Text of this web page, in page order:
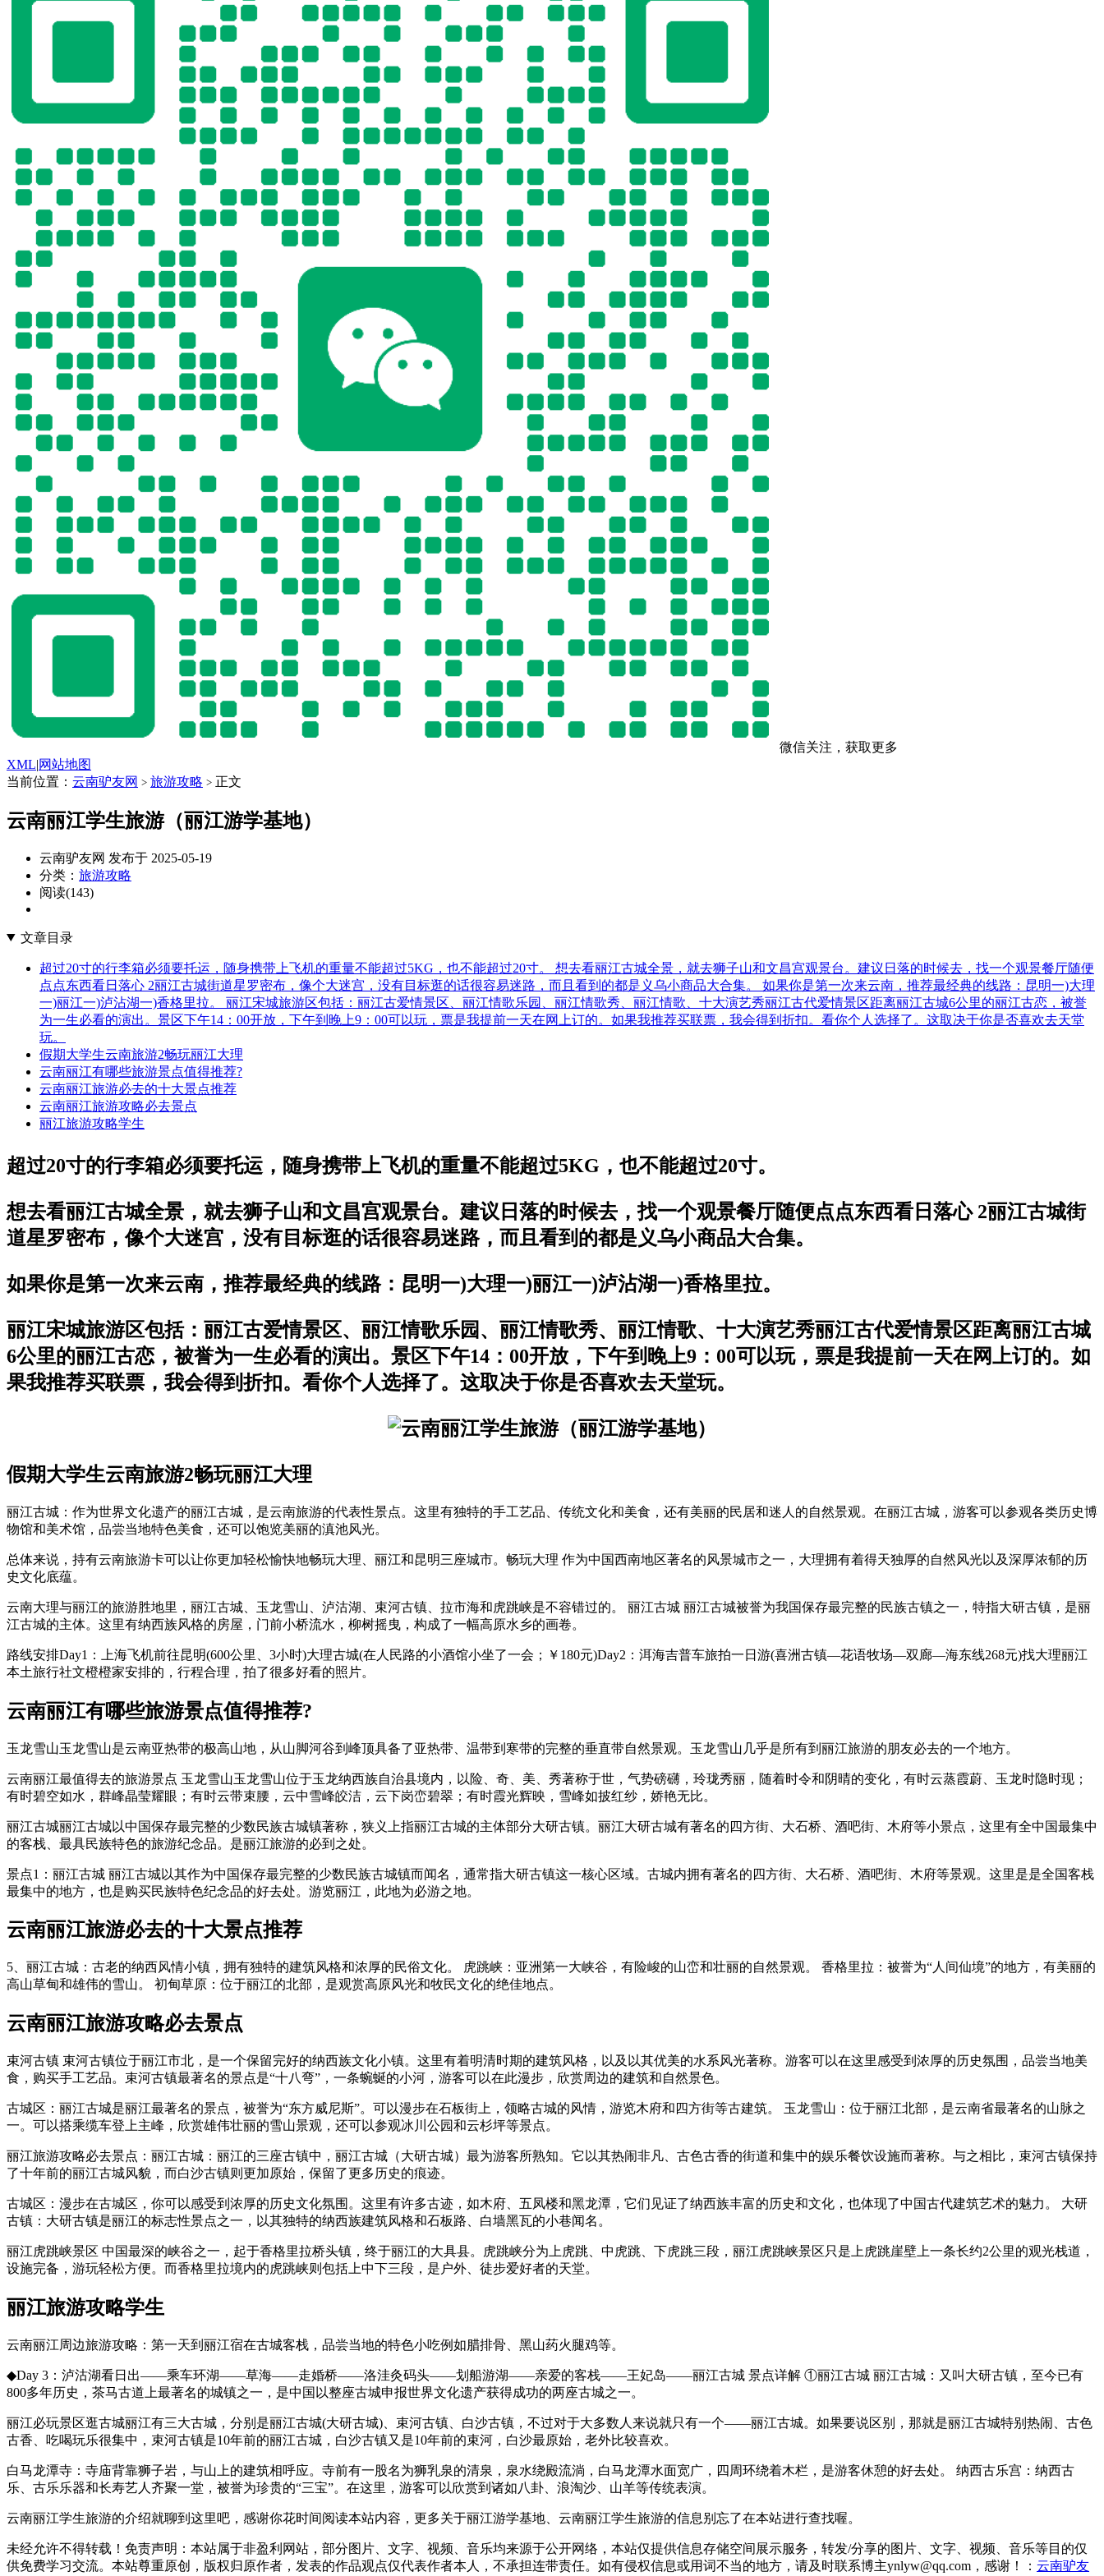
微信关注，获取更多
XML|网站地图
当前位置： 云南驴友网 > 旅游攻略 > 正文
云南丽江学生旅游（丽江游学基地）
云南驴友网 发布于 2025-05-19
分类： 旅游攻略
阅读(143)
文章目录
超过20寸的行李箱必须要托运，随身携带上飞机的重量不能超过5KG，也不能超过20寸。 想去看丽江古城全景，就去狮子山和文昌宫观景台。建议日落的时候去，找一个观景餐厅随便
点点东西看日落心 2丽江古城街道星罗密布，像个大迷宫，没有目标逛的话很容易迷路，而且看到的都是义乌小商品大合集。 如果你是第一次来云南，推荐最经典的线路：昆明一)大理
一)丽江一)泸沾湖一)香格里拉。 丽江宋城旅游区包括：丽江古爱情景区、丽江情歌乐园、丽江情歌秀、丽江情歌、十大演艺秀丽江古代爱情景区距离丽江古城6公里的丽江古恋，被誉
为一生必看的演出。景区下午14：00开放，下午到晚上9：00可以玩，票是我提前一天在网上订的。如果我推荐买联票，我会得到折扣。看你个人选择了。这取决于你是否喜欢去天堂
玩。
假期大学生云南旅游2畅玩丽江大理
云南丽江有哪些旅游景点值得推荐?
云南丽江旅游必去的十大景点推荐
云南丽江旅游攻略必去景点
丽江旅游攻略学生
超过20寸的行李箱必须要托运，随身携带上飞机的重量不能超过5KG，也不能超过20寸。
想去看丽江古城全景，就去狮子山和文昌宫观景台。建议日落的时候去，找一个观景餐厅随便点点东西看日落心 2丽江古城街
道星罗密布，像个大迷宫，没有目标逛的话很容易迷路，而且看到的都是义乌小商品大合集。
如果你是第一次来云南，推荐最经典的线路：昆明一)大理一)丽江一)泸沾湖一)香格里拉。
丽江宋城旅游区包括：丽江古爱情景区、丽江情歌乐园、丽江情歌秀、丽江情歌、十大演艺秀丽江古代爱情景区距离丽江古城
6公里的丽江古恋，被誉为一生必看的演出。景区下午14：00开放，下午到晚上9：00可以玩，票是我提前一天在网上订的。如
果我推荐买联票，我会得到折扣。看你个人选择了。这取决于你是否喜欢去天堂玩。
假期大学生云南旅游2畅玩丽江大理
丽江古城：作为世界文化遗产的丽江古城，是云南旅游的代表性景点。这里有独特的手工艺品、传统文化和美食，还有美丽的民居和迷人的自然景观。在丽江古城，游客可以参观各类历史博
物馆和美术馆，品尝当地特色美食，还可以饱览美丽的滇池风光。
总体来说，持有云南旅游卡可以让你更加轻松愉快地畅玩大理、丽江和昆明三座城市。畅玩大理 作为中国西南地区著名的风景城市之一，大理拥有着得天独厚的自然风光以及深厚浓郁的历
史文化底蕴。
云南大理与丽江的旅游胜地里，丽江古城、玉龙雪山、泸沽湖、束河古镇、拉市海和虎跳峡是不容错过的。 丽江古城 丽江古城被誉为我国保存最完整的民族古镇之一，特指大研古镇，是丽
江古城的主体。这里有纳西族风格的房屋，门前小桥流水，柳树摇曳，构成了一幅高原水乡的画卷。
路线安排Day1：上海飞机前往昆明(600公里、3小时)大理古城(在人民路的小酒馆小坐了一会；￥180元)Day2：洱海吉普车旅拍一日游(喜洲古镇—花语牧场—双廊—海东线268元)找大理丽江
本土旅行社文橙橙家安排的，行程合理，拍了很多好看的照片。
云南丽江有哪些旅游景点值得推荐?
玉龙雪山玉龙雪山是云南亚热带的极高山地，从山脚河谷到峰顶具备了亚热带、温带到寒带的完整的垂直带自然景观。玉龙雪山几乎是所有到丽江旅游的朋友必去的一个地方。
云南丽江最值得去的旅游景点 玉龙雪山玉龙雪山位于玉龙纳西族自治县境内，以险、奇、美、秀著称于世，气势磅礴，玲珑秀丽，随着时令和阴晴的变化，有时云蒸霞蔚、玉龙时隐时现；
有时碧空如水，群峰晶莹耀眼；有时云带束腰，云中雪峰皎洁，云下岗峦碧翠；有时霞光辉映，雪峰如披红纱，娇艳无比。
丽江古城丽江古城以中国保存最完整的少数民族古城镇著称，狭义上指丽江古城的主体部分大研古镇。丽江大研古城有著名的四方街、大石桥、酒吧街、木府等小景点，这里有全中国最集中
的客栈、最具民族特色的旅游纪念品。是丽江旅游的必到之处。
景点1：丽江古城 丽江古城以其作为中国保存最完整的少数民族古城镇而闻名，通常指大研古镇这一核心区域。古城内拥有著名的四方街、大石桥、酒吧街、木府等景观。这里是是全国客栈
最集中的地方，也是购买民族特色纪念品的好去处。游览丽江，此地为必游之地。
云南丽江旅游必去的十大景点推荐
5、丽江古城：古老的纳西风情小镇，拥有独特的建筑风格和浓厚的民俗文化。 虎跳峡：亚洲第一大峡谷，有险峻的山峦和壮丽的自然景观。 香格里拉：被誉为“人间仙境”的地方，有美丽的
高山草甸和雄伟的雪山。 初甸草原：位于丽江的北部，是观赏高原风光和牧民文化的绝佳地点。
云南丽江旅游攻略必去景点
束河古镇 束河古镇位于丽江市北，是一个保留完好的纳西族文化小镇。这里有着明清时期的建筑风格，以及以其优美的水系风光著称。游客可以在这里感受到浓厚的历史氛围，品尝当地美
食，购买手工艺品。束河古镇最著名的景点是“十八弯”，一条蜿蜒的小河，游客可以在此漫步，欣赏周边的建筑和自然景色。
古城区：丽江古城是丽江最著名的景点，被誉为“东方威尼斯”。可以漫步在石板街上，领略古城的风情，游览木府和四方街等古建筑。 玉龙雪山：位于丽江北部，是云南省最著名的山脉之
一。可以搭乘缆车登上主峰，欣赏雄伟壮丽的雪山景观，还可以参观冰川公园和云杉坪等景点。
丽江旅游攻略必去景点：丽江古城：丽江的三座古镇中，丽江古城（大研古城）最为游客所熟知。它以其热闹非凡、古色古香的街道和集中的娱乐餐饮设施而著称。与之相比，束河古镇保持
了十年前的丽江古城风貌，而白沙古镇则更加原始，保留了更多历史的痕迹。
古城区：漫步在古城区，你可以感受到浓厚的历史文化氛围。这里有许多古迹，如木府、五凤楼和黑龙潭，它们见证了纳西族丰富的历史和文化，也体现了中国古代建筑艺术的魅力。 大研
古镇：大研古镇是丽江的标志性景点之一，以其独特的纳西族建筑风格和石板路、白墙黑瓦的小巷闻名。
丽江虎跳峡景区 中国最深的峡谷之一，起于香格里拉桥头镇，终于丽江的大具县。虎跳峡分为上虎跳、中虎跳、下虎跳三段，丽江虎跳峡景区只是上虎跳崖壁上一条长约2公里的观光栈道，
设施完备，游玩轻松方便。而香格里拉境内的虎跳峡则包括上中下三段，是户外、徒步爱好者的天堂。
丽江旅游攻略学生
云南丽江周边旅游攻略：第一天到丽江宿在古城客栈，品尝当地的特色小吃例如腊排骨、黑山药火腿鸡等。
◆Day 3：泸沽湖看日出——乘车环湖——草海——走婚桥——洛洼灸码头——划船游湖——亲爱的客栈——王妃岛——丽江古城 景点详解 ①丽江古城 丽江古城：又叫大研古镇，至今已有
800多年历史，茶马古道上最著名的城镇之一，是中国以整座古城申报世界文化遗产获得成功的两座古城之一。
丽江必玩景区逛古城丽江有三大古城，分别是丽江古城(大研古城)、束河古镇、白沙古镇，不过对于大多数人来说就只有一个——丽江古城。如果要说区别，那就是丽江古城特别热闹、古色
古香、吃喝玩乐很集中，束河古镇是10年前的丽江古城，白沙古镇又是10年前的束河，白沙最原始，老外比较喜欢。
白马龙潭寺：寺庙背靠狮子岩，与山上的建筑相呼应。寺前有一股名为狮乳泉的清泉，泉水绕殿流淌，白马龙潭水面宽广，四周环绕着木栏，是游客休憩的好去处。 纳西古乐宫：纳西古
乐、古乐乐器和长寿艺人齐聚一堂，被誉为珍贵的“三宝”。在这里，游客可以欣赏到诸如八卦、浪淘沙、山羊等传统表演。
云南丽江学生旅游的介绍就聊到这里吧，感谢你花时间阅读本站内容，更多关于丽江游学基地、云南丽江学生旅游的信息别忘了在本站进行查找喔。
未经允许不得转载！免责声明：本站属于非盈利网站，部分图片、文字、视频、音乐均来源于公开网络，本站仅提供信息存储空间展示服务，转发/分享的图片、文字、视频、音乐等目的仅
供免费学习交流。本站尊重原创，版权归原作者，发表的作品观点仅代表作者本人，不承担连带责任。如有侵权信息或用词不当的地方，请及时联系博主ynlyw@qq.com，感谢！： 云南驴友